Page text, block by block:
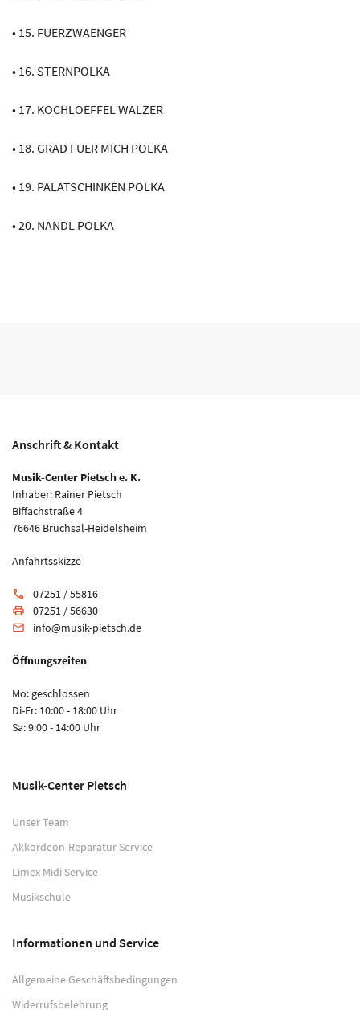
• 15. FUERZWAENGER
• 16. STERNPOLKA
• 17. KOCHLOEFFEL WALZER
• 18. GRAD FUER MICH POLKA
• 19. PALATSCHINKEN POLKA
• 20. NANDL POLKA
Anschrift & Kontakt
Musik-Center Pietsch e. K.
Inhaber: Rainer Pietsch
Biffachstraße 4
76646 Bruchsal-Heidelsheim
Anfahrtsskizze
phone 07251 / 55816
print 07251 / 56630
email info@musik-pietsch.de
Öffnungszeiten
Mo: geschlossen
Di-Fr: 10:00 - 18:00 Uhr
Sa: 9:00 - 14:00 Uhr
Musik-Center Pietsch
Unser Team
Akkordeon-Reparatur Service
Limex Midi Service
Musikschule
Informationen und Service
Allgemeine Geschäftsbedingungen
Widerrufsbelehrung